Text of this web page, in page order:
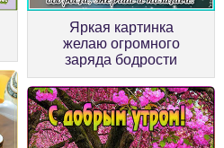
Яркая картинка
желаю огромного
заряда бодрости